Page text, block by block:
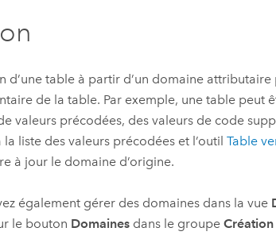
d’une table à partir d’un domaine
de la table. Par exemple, une table peut
valeurs précodées, des valeurs de code
la liste des valeurs précodées et l’outil Table
à jour le domaine d’origine.
également gérer des domaines dans la vue
le bouton Domainesdans le groupe Création